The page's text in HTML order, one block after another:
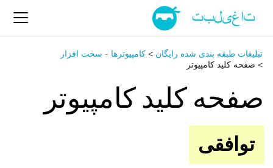
تبلیغات طبقه بندی شده رایگان > کامپیوترها - سخت ‌افزار
> صفحه کلید کامپیوتر
صفحه کلید کامپیوتر
توافقی